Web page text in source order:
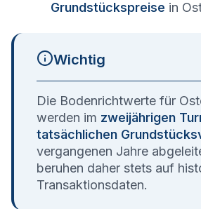
Grundstückspreise in
Wichtig
Die Bodenrichtwerte für
werden im zweijährigen
tatsächlichen
vergangenen Jahre
beruhen daher stets auf
Transaktionsdaten.